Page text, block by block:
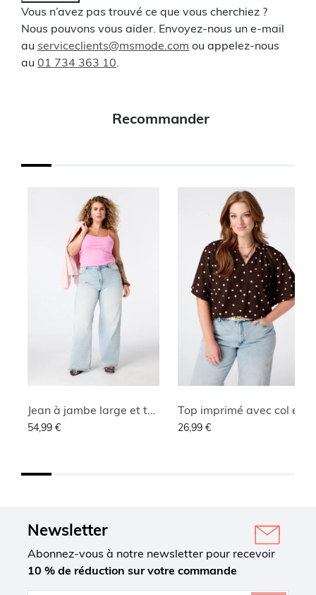
Vous n’avez pas trouvé ce que vous cherchiez ?
Nous pouvons vous aider. Envoyez-nous un e-mail
au serviceclients@msmode.com ou appelez-nous
au 01 734 363 10
Recommander
54,99 € 26,99 €
Newsletter
Abonnez-vous à notre newsletter pour recevoir
10 % de réduction sur votre commande